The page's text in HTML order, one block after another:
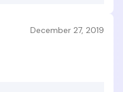
December 27, 2019